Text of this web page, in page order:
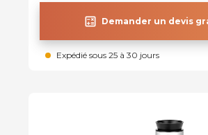
calculate Demander un devis
Expédié sous 25 à 30 jours